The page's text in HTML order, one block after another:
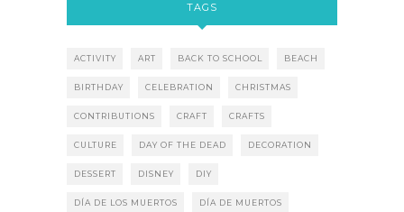
TAGS
ACTIVITY ART BACK TO SCHOOL BEACH
BIRTHDAY CELEBRATION CHRISTMAS
CONTRIBUTIONS CRAFT CRAFTS
CULTURE DAY OF THE DEAD DECORATION
DESSERT DISNEY DIY
DÍA DE LOS MUERTOS DÍA DE MUERTOS